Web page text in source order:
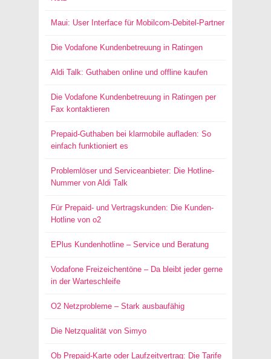
Maui: User Interface für Mobilcom-Debitel-Partner
Die Vodafone Kundenbetreuung in Ratingen
Aldi Talk: Guthaben online und offline kaufen
Die Vodafone Kundenbetreuung in Ratingen per
Fax kontaktieren
Prepaid-Guthaben bei klarmobile aufladen: So
einfach funktioniert es
Problemlöser und Serviceanbieter: Die Hotline-
Nummer von Aldi Talk
Für Prepaid- und Vertragskunden: Die Kunden-
Hotline von o2
EPlus Kundenhotline – Service und Beratung
Vodafone Freizeichentöne – Da bleibt jeder gerne
in der Warteschleife
O2 Netzprobleme – Stark ausbaufähig
Die Netzqualität von Simyo
Ob Prepaid-Karte oder Laufzeitvertrag: Die Tarife